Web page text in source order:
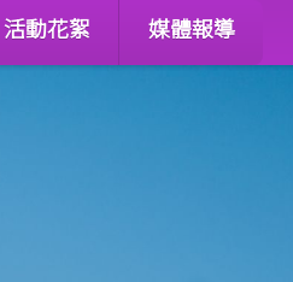
活動花絮 媒體報導